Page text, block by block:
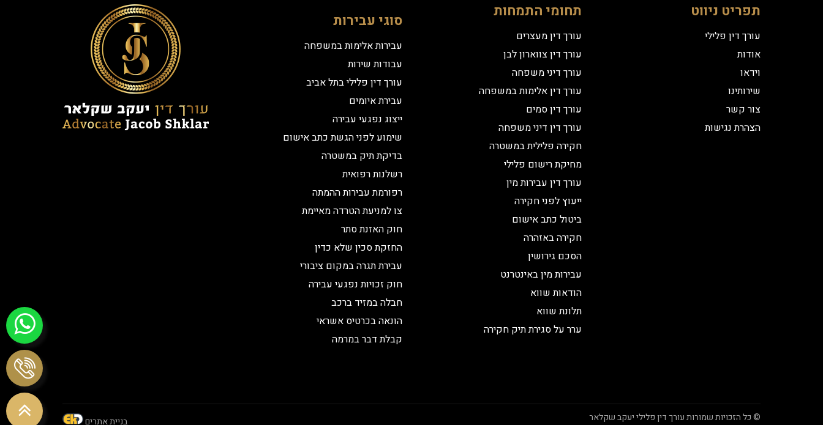
תפריט ניווט
עורך דין פלילי
אודות
וידאו
שירותינו
צור קשר
הצהרת נגישות
תחומי התמחות
עורך דין מעצרים
עורך דין צווארון לבן
עורך דיני משפחה
עורך דין אלימות במשפחה
עורך דין סמים
עורך דין דיני משפחה
חקירה פלילית במשטרה
מחיקת רישום פלילי
עורך דין עבירות מין
ייעוץ לפני חקירה
ביטול כתב אישום
חקירה באזהרה
הסכם גירושין
עבירות מין באינטרנט
הודאות שווא
תלונת שווא
ערר על סגירת תיק חקירה
סוגי עבירות
עבירות אלימות במשפחה
עבודות שירות
עורך דין פלילי בתל אביב
עבירת איומים
ייצוג נפגעי עבירה
שימוע לפני הגשת כתב אישום
בדיקת תיק במשטרה
רשלנות רפואית
רפורמת עבירות ההמתה
צו למניעת הטרדה מאיימת
חוק האזנת סתר
החזקת סכין שלא כדין
עבירת תגרה במקום ציבורי
חוק זכויות נפגעי עבירה
חבלה במזיד ברכב
הונאה בכרטיס אשראי
קבלת דבר במרמה
© כל הזכויות שמורות עורך דין פלילי יעקב שקלאר בניית אתרים